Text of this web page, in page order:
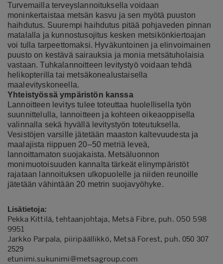
Turvemailla terveyslannoituksella voidaan
moninkertaistaa metsän kasvu ja sen myötä puuston
haihdutus. Suurempi haihdutus pitää pohjaveden pinnan
matalalla ja kunnostusojitus kesken metsikönkiertoajan
voi tulla tarpeettomaksi. Hyväkuntoinen ja elinvoimainen
puusto on kestävä sairauksia ja monia metsätuholaisia
vastaan. Tuhkalannoitteen levitystyö voidaan tehdä
helikopterilla tai metsäkonealustaisella
maalevityskoneella.
Yhteistyössä ympäristön kanssa
Lannoitteen levitys tulee toteuttaa huolellisella työn
suunnittelulla, lannoitteen ja kohteen oikeaoppisella
valinnalla sekä hyvällä levitystyön toteutuksella.
Vesistöjen varsille jätetään maaston kaltevuudesta ja
maalajista riippuen 20–50 metriä leveä,
lannoittamatonsuojakaista. Metsäluonnon
monimuotoisuuden kannalta tärkeät elinympäristöt
rajataan lannoituksen ulkopuolelle ja niiden reunoille
jätetään vähintään 20 metrin suojavyöhyke.
Lisätietoja:
Pekka Kittilä, tehtaanjohtaja, Metsä Fibre, puh. 050 598
9951
Jarkko Parpala, piiripäällikkö, Metsä Forest, puh.050 307
2529
etunimi.sukunimi@metsagroup.com